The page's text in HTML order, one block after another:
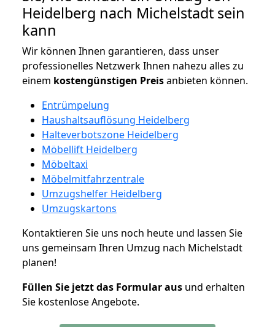
Heidelberg nach Michelstadt sein
kann
Wir können Ihnen garantieren, dass unser
professionelles Netzwerk Ihnen nahezu alles zu
einem kostengünstigen Preisanbieten können.
Entrümpelung
Haushaltsauflösung Heidelberg
Halteverbotszone Heidelberg
Möbellift Heidelberg
Möbeltaxi
Möbelmitfahrzentrale
Umzugshelfer Heidelberg
Umzugskartons
Kontaktieren Sie uns noch heute und lassen Sie
uns gemeinsam Ihren Umzug nach Michelstadt
planen!
Füllen Sie jetzt das Formular aus und erhalten
Sie kostenlose Angebote.